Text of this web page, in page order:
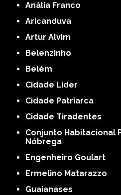
Anália Franco
Aricanduva
Artur Alvim
Belenzinho
Belém
Cidade Líder
Cidade Patriarca
Cidade Tiradentes
Conjunto Habitacional Padre Manoel da
Nóbrega
Engenheiro Goulart
Ermelino Matarazzo
Guaianases